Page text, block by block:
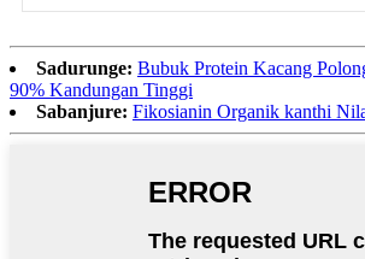
Sadurunge: Bubuk Protein Kacang
90% Kandungan Tinggi
Sabanjure: Fikosianin Organik kanthi